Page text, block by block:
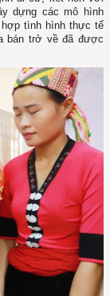
dựng các mô hình
hợp tình hình thực tế
bán trở về đã được